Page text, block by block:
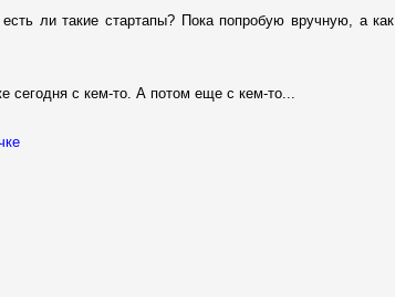
ли такие стартапы? Пока попробую вручную, а как
с кем-то. А потом еще с кем-то...